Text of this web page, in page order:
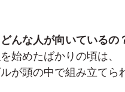
どんな人が向いている
始めたばかりの頃は、
が頭の中で組み立てら